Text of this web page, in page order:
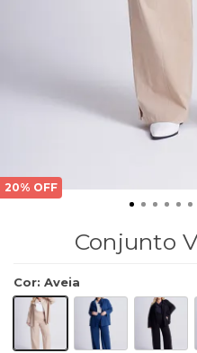
20% OFF
Conjunto
Cor: Aveia